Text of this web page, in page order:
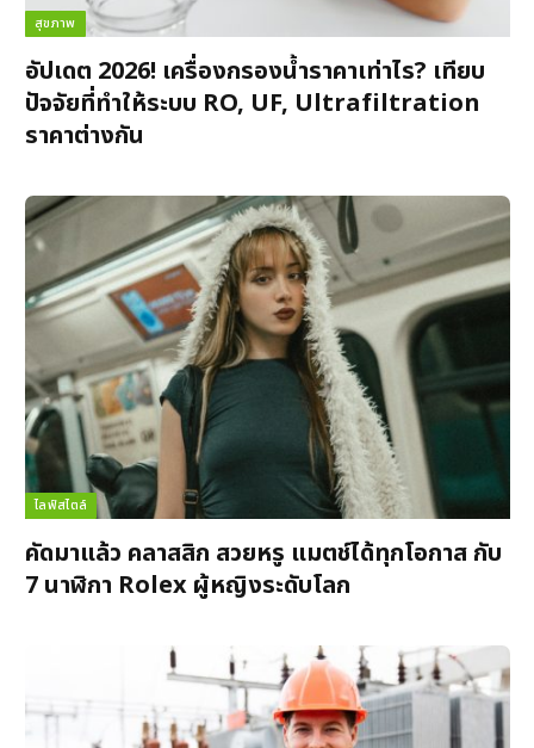
สุขภาพ
อัปเดต 2026! เครื่องกรองน้ำราคาเท่าไร? เทียบ
ปัจจัยที่ทำให้ระบบ RO, UF, Ultrafiltration
ราคาต่างกัน
ไลฟ์สไตล์
คัดมาแล้ว คลาสสิก สวยหรู แมตช์ได้ทุกโอกาส กับ
7 นาฬิกา Rolex ผู้หญิงระดับโลก